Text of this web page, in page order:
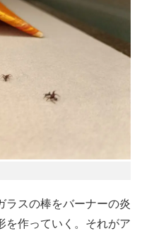
スの棒をバーナーの炎
を作っていく。それがア